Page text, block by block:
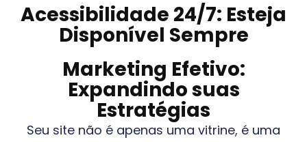
Acessibilidade 24/7: Esteja
Disponível Sempre
Marketing Efetivo:
Expandindo suas
Estratégias
Seu site não é apenas uma vitrine, é uma